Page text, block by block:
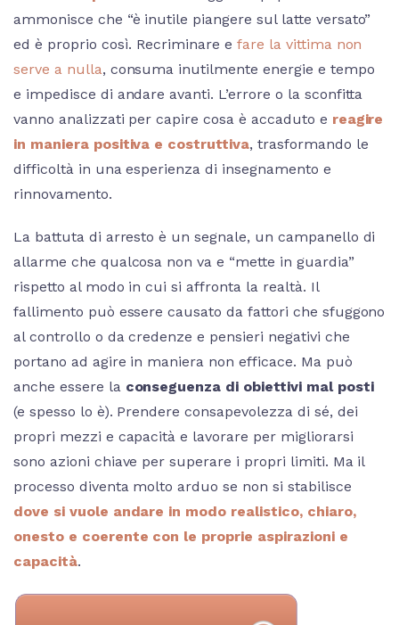
ammonisce che “è inutile piangere sul latte versato”
ed è proprio così. Recriminare efare la vittima non
serve a nulla, consuma inutilmente energie e tempo
e impedisce di andare avanti. L’errore o la sconfitta
vanno analizzati per capire cosa è accaduto e reagire
in maniera positiva e costruttiva, trasformando le
difficoltà in una esperienza di insegnamento e
rinnovamento.
La battuta di arresto è un segnale, un campanello di
allarme che qualcosa non va e “mette in guardia”
rispetto al modo in cui si affronta la realtà. Il
fallimento può essere causato da fattori che sfuggono
al controllo o da credenze e pensieri negativi che
portano ad agire in maniera non efficace. Ma può
anche essere la conseguenza di obiettivi mal posti
(e spesso lo è). Prendere consapevolezza di sé, dei
propri mezzi e capacità e lavorare per migliorarsi
sono azioni chiave per superare i propri limiti. Ma il
processo diventa molto arduo se non si stabilisce
dove si vuole andare in modo realistico, chiaro,
onesto e coerente con le proprie aspirazioni e
capacità.